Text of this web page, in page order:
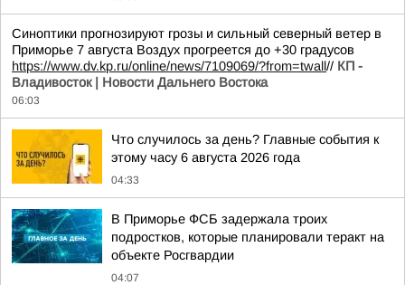
Синоптики прогнозируют грозы и сильный северный ветер в
Приморье 7 августа Воздух прогреется до +30 градусов
https://www.dv.kp.ru/online/news/7109069/?from=twall// КП -
Владивосток | Новости Дальнего Востока
06:03
Что случилось за день? Главные события к
этому часу 6 августа 2026 года
04:33
В Приморье ФСБ задержала троих
подростков, которые планировали теракт на
объекте Росгвардии
04:07